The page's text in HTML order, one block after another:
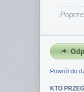
Powrót do
KTO